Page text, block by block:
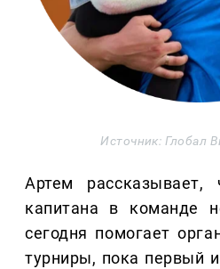
Источник: Глобал
Артем рассказывает,
капитана в команде
сегодня помогает
турниры, пока первый